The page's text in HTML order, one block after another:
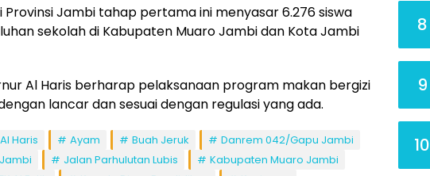
Jambi tahap pertama ini menyasar 6.276 siswa
sekolah di Kabupaten Muaro Jambi dan Kota Jambi
Al Haris berharap pelaksanaan program makan bergizi
lancar dan sesuai dengan regulasi yang ada.
Al Haris Ayam Buah Jeruk
Danrem 042/Gapu Jambi
Jalan Parhulutan Lubis
Kabupaten Muaro Jambi
8
9
10